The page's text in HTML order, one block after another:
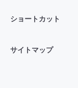
ショートカット
サイトマップ